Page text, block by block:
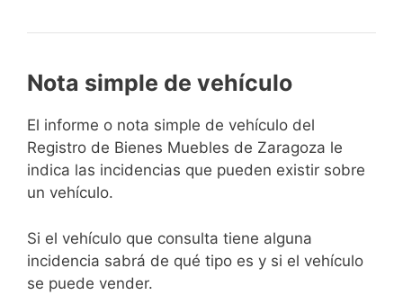
Nota simple de vehículo
El informe o nota simple de vehículo del
Registro de Bienes Muebles de Zaragoza le
indica las incidencias que pueden existir sobre
un vehículo.
Si el vehículo que consulta tiene alguna
incidencia sabrá de qué tipo es y si el vehículo
se puede vender.